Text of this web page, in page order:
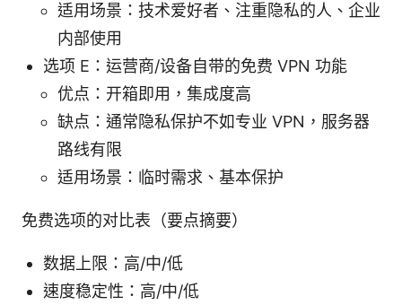
适用场景：技术爱好者、注重隐私的人、企业
内部使用
选项 E：运营商/设备自带的免费 VPN 功能
优点：开箱即用，集成度高
缺点：通常隐私保护不如专业 VPN，服务器
路线有限
适用场景：临时需求、基本保护
免费选项的对比表（要点摘要）
数据上限：高/中/低
速度稳定性：高/中/低